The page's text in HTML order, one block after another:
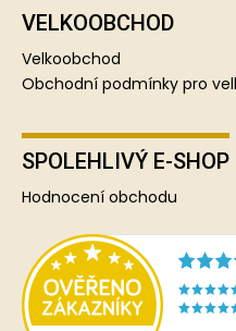
VELKOOBCHOD
Velkoobchod
Obchodní podmínky pro
SPOLEHLIVÝ E-SHOP
Hodnocení obchodu